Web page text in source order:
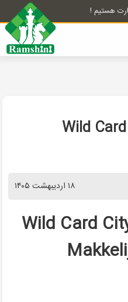
هستیم !
Wild
۱۸ اردیبهشت ۱۴۰۵
Wild Card